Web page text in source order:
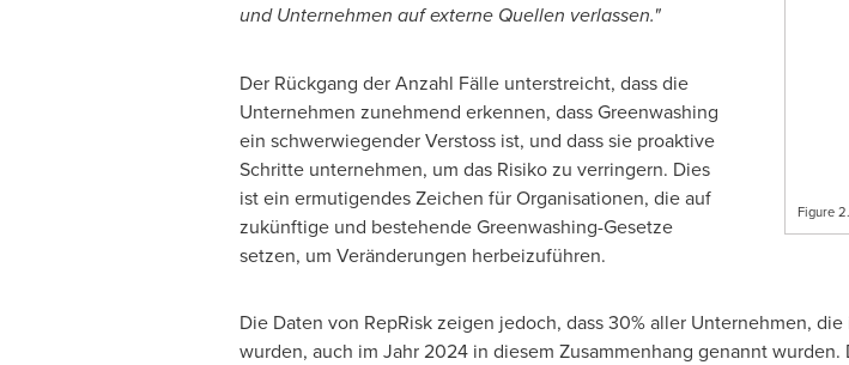
Figure
und Unternehmen auf externe Quellen verlassen."
Der Rückgang der Anzahl Fälle unterstreicht, dass die
Unternehmen zunehmend erkennen, dass Greenwashing
ein schwerwiegender Verstoss ist, und dass sie proaktive
Schritte unternehmen, um das Risiko zu verringern. Dies
ist ein ermutigendes Zeichen für Organisationen, die auf
zukünftige und bestehende Greenwashing-Gesetze
setzen, um Veränderungen herbeizuführen.
Die Daten von RepRisk zeigen jedoch, dass 30% aller Unternehmen,
wurden, auch im Jahr 2024 in diesem Zusammenhang genannt